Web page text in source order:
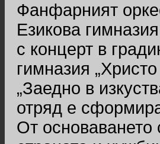
Фанфарният
Езикова
с концерт в
гимназия
„Заедно в
отряд е
От основаването